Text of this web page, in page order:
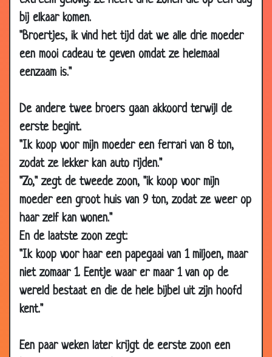
bij elkaar komen.
"Broertjes, ik vind het tijd dat we alle drie moeder
een mooi cadeau te geven omdat ze helemaal
eenzaam is."
De andere twee broers gaan akkoord terwijl de
eerste begint.
"Ik koop voor mijn moeder een ferrari van 8 ton,
zodat ze lekker kan auto rijden."
"Zo," zegt de tweede zoon, "ik koop voor mijn
moeder een groot huis van 9 ton, zodat ze weer op
haar zelf kan wonen."
En de laatste zoon zegt:
"Ik koop voor haar een papegaai van 1 miljoen, maar
niet zomaar 1. Eentje waar er maar 1 van op de
wereld bestaat en die de hele bijbel uit zijn hoofd
kent."
Een paar weken later krijgt de eerste zoon een
28 Nov
2010
Schaamte
11 Nov
2010
Biechten
2010
04 Nov
2010
Weddenschappen
04 Nov
2010
Pfffrrttt
03 Nov
Papagaai 2.91
22 Oct
Elkaar aftroeven
18 Oct
Excuus
15 Oct
2010
2010